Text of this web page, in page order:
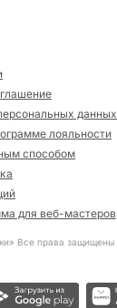
данных
лояльности
способом
для веб-мастеров
Все права защищены